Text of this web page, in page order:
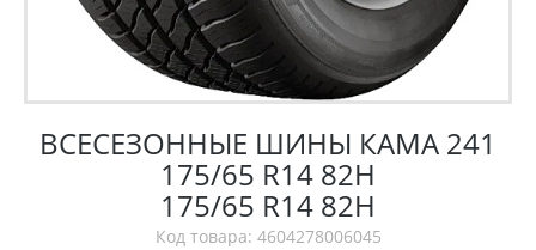
ВСЕСЕЗОННЫЕ ШИНЫ КАМА 241
175/65 R14 82H
175/65 R14 82H
Код товара: 4604278006045